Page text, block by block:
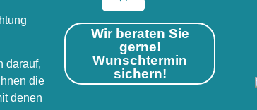
darauf,
die
denen
Wir beraten Sie
gerne!
Wunschtermin
sichern!